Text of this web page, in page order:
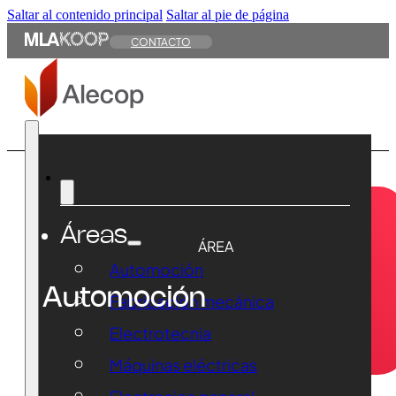
Saltar al contenido principal Saltar al pie de página
CONTACTO
Áreas
Automoción
Fabricación mecánica
Electrotecnia
Máquinas eléctricas
ÁREA
Automoción